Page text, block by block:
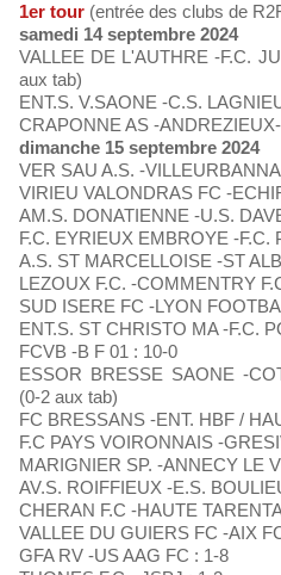
1er tour (entrée des clubs de
samedi 14 septembre 2024
VALLEE DE L'AUTHRE -F.C.
aux tab)
ENT.S. V.SAONE -C.S.
CRAPONNE AS -
dimanche 15 septembre 2024
VER SAU A.S. -
VIRIEU VALONDRAS FC -
AM.S. DONATIENNE -U.S.
F.C. EYRIEUX EMBROYE -F.C.
A.S. ST MARCELLOISE -ST
LEZOUX F.C. -COMMENTRY
SUD ISERE FC -LYON
ENT.S. ST CHRISTO MA -F.C.
FCVB -B F 01 : 10-0
ESSOR BRESSE SAONE -
(0-2 aux tab)
FC BRESSANS -ENT. HBF /
F.C PAYS VOIRONNAIS -
MARIGNIER SP. -ANNECY LE
AV.S. ROIFFIEUX -E.S.
CHERAN F.C -HAUTE
VALLEE DU GUIERS FC -AIX
GFA RV -US AAG FC : 1-8